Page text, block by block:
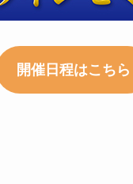
開催日程はこちら